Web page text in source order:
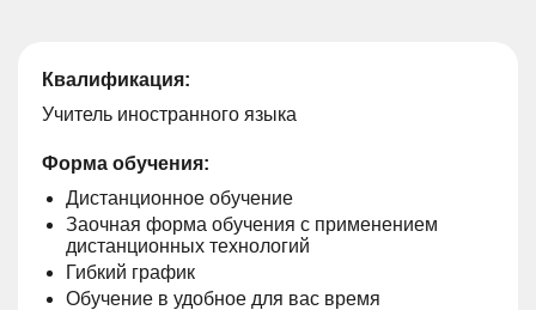
Квалификация:
Учитель иностранного языка
Форма обучения:
Дистанционное обучение
Заочная форма обучения с применением
дистанционных технологий
Гибкий график
Обучение в удобное для вас время